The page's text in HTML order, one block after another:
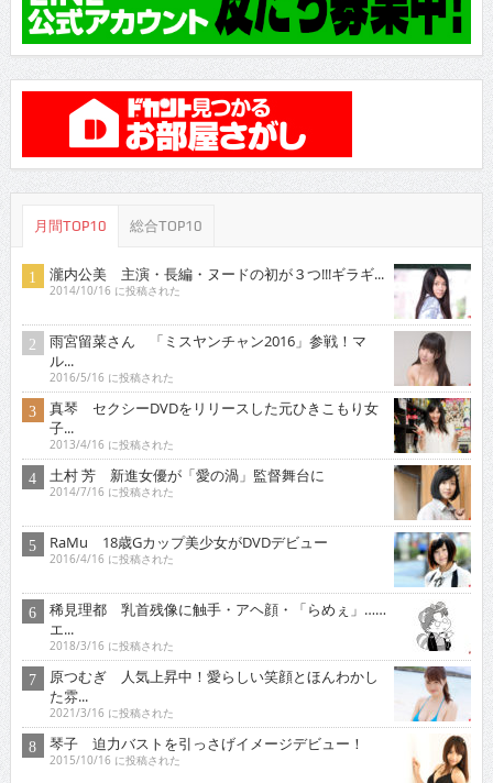
月間TOP10 総合TOP10
瀧内公美 主演・長編・ヌードの初が３つ!!!ギラギ...
2014/10/16 に投稿された
雨宮留菜さん 「ミスヤンチャン2016」参戦！マ
ル...
2016/5/16 に投稿された
真琴 セクシーDVDをリリースした元ひきこもり女
子...
2013/4/16 に投稿された
土村 芳 新進女優が「愛の渦」監督舞台に
2014/7/16 に投稿された
RaMu 18歳Gカップ美少女がDVDデビュー
2016/4/16 に投稿された
稀見理都 乳首残像に触手・アヘ顔・「らめぇ」……
エ...
2018/3/16 に投稿された
原つむぎ 人気上昇中！愛らしい笑顔とほんわかし
た雰...
2021/3/16 に投稿された
琴子 迫力バストを引っさげイメージデビュー！
2015/10/16 に投稿された